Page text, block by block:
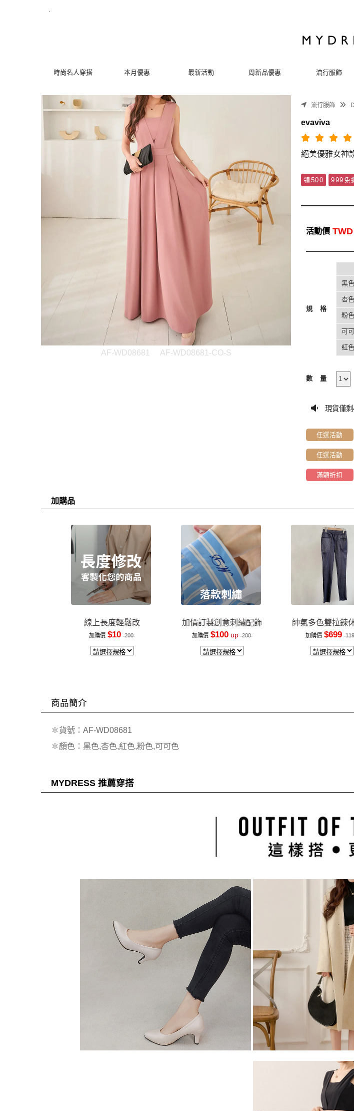
.
時尚名人穿搭 本月優惠 最新活動 周新品優惠 流行服飾
AF-WD08681 AF-WD08681-CO-S
流行服飾
evaviva
絕美優雅女神
領500 999免
活動價
規格
黑色
杏色
粉色
可
紅色
數量
現貨僅剩
任選活動
任選活動
滿額折扣
加購品
線上長度輕鬆改
加購價 $10 200
加價訂製創意刺繡配飾
加購價 $100 up 200
帥氣多色雙拉鍊
褲
加購價 $699
商品簡介
✽貨號：AF-WD08681
✽顏色：黑色,杏色,紅色,粉色,可可色
MYDRESS 推薦穿搭